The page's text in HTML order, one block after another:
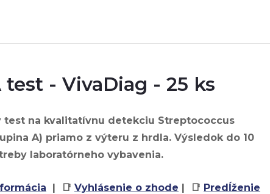
test - VivaDiag - 25 ks
test na kvalitatívnu detekciu Streptococcus
A) priamo z výteru z hrdla. Výsledok do 10
laboratórneho vybavenia.
| 📑 Vyhlásenie o zhode | 📑 Predĺženie